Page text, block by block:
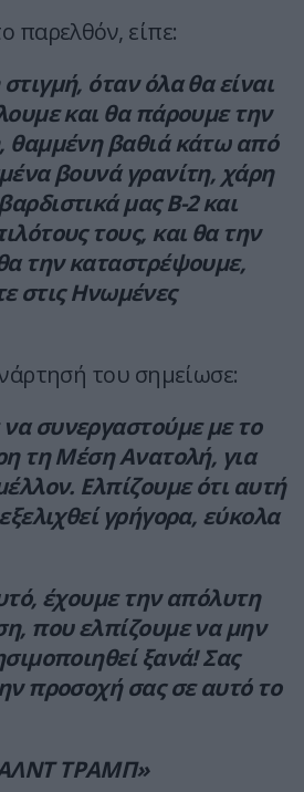
παρελθόν, είπε:
όταν όλα θα είναι
και θα πάρουμε την
θαμμένη βαθιά κάτω από
βουνά γρανίτη, χάρη
μας B-2 και
τους, και θα την
την καταστρέψουμε,
στις Ηνωμένες
του σημείωσε:
συνεργαστούμε με το
τη Μέση Ανατολή, για
Ελπίζουμε ότι αυτή
γρήγορα, εύκολα
έχουμε την απόλυτη
που ελπίζουμε να μην
ξανά! Σας
προσοχή σας σε αυτό το
ΤΡΑΜΠ»